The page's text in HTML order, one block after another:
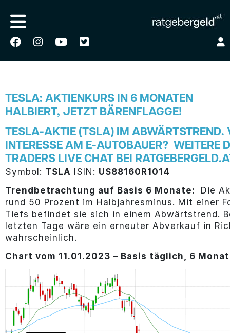
TESLA: AKTIENKURS IN 6 MONATEN
HALBIERT, JETZT BÄRENFLAGGE!
TESLA-AKTIE (TSLA) IM ABWÄRTSTREND.
INTERESSE AM E-AUTOBAUER? WEITERE
TRADERS LIVE CHAT BEI
Symbol: TSLA ISIN: US88160R1014
Trendbetrachtung auf Basis 6 Monate:
Die
rund 50 Prozent im Halbjahresminus. Mit einer
Tiefs befindet sie sich in einem Abwärtstrend.
letzten Tage wäre ein erneuter Abverkauf in
wahrscheinlich.
Chart vom 11.01.2023 – Basis täglich, 6